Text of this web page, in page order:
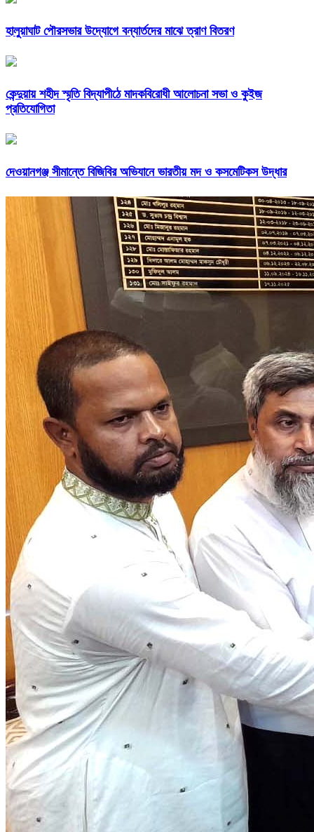
হালুয়াঘাট পৌরসভার উদ্যোগে বন্যার্তদের মাঝে ত্রাণ বিতরণ
কেন্দুয়ায় শহীদ স্মৃতি বিদ্যাপীঠে মাদকবিরোধী আলোচনা সভা ও কুইজ
প্রতিযোগিতা
দেওয়ানগঞ্জ সীমান্তে বিজিবির অভিযানে ভারতীয় মদ ও কসমেটিকস উদ্ধার